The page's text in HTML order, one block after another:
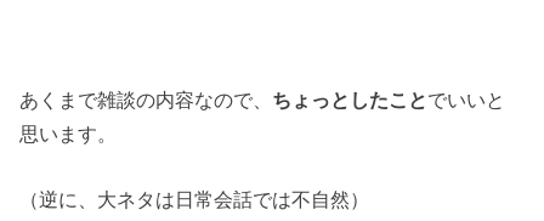
あくまで雑談の内容なので、 ちょっとしたことでいいと
思います。
（逆に、大ネタは日常会話では不自然）